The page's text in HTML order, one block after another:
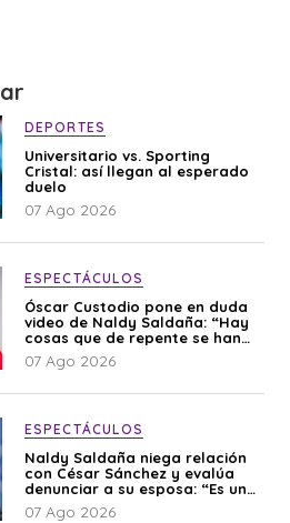
DEPORTES
Universitario vs. Sporting
Cristal: así llegan al esperado
duelo
07 Ago 2026
ESPECTÁCULOS
Óscar Custodio pone en duda
video de Naldy Saldaña: “Hay
cosas que de repente se han
editado”
07 Ago 2026
ESPECTÁCULOS
Naldy Saldaña niega relación
con César Sánchez y evalúa
denunciar a su esposa: “Es una
difamación”
07 Ago 2026